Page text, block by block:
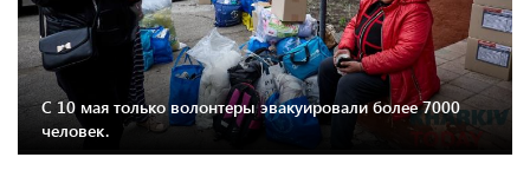
С 10 мая только волонтеры эвакуировали более 7000
человек.